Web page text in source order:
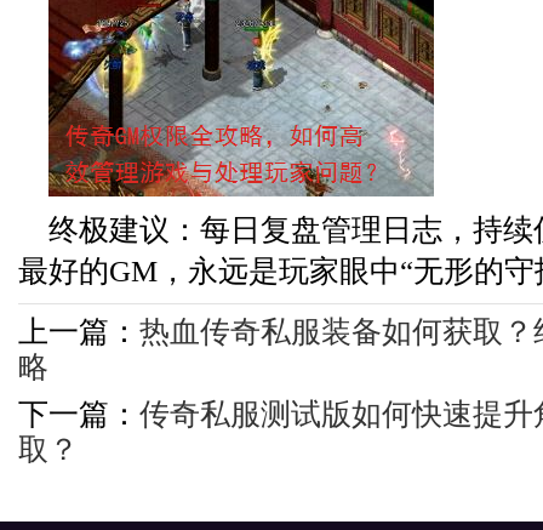
终极建议：每日复盘管理日志，持
最好的GM，永远是玩家眼中“无形的守
上一篇： 热血传奇私服装备如何获取
略
下一篇： 传奇私服测试版如何快速提
取？